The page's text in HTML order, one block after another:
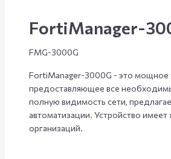
FortiManager-
FMG-3000G
FortiManager-3000G - это мощное
предоставляющее все
полную видимость сети,
автоматизации. Устройство
организаций.